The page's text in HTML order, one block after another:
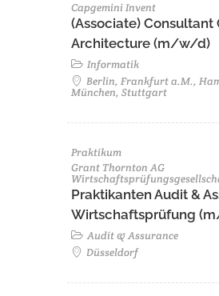
Capgemini Invent
(Associate) Consultant
Architecture (m/w/d)​ ​
Informatik
Berlin, Frankfurt a.M.,
München, Stuttgart
Praktikum
Grant Thornton AG
Praktikanten Audit &
Wirtschaftsprüfung
Audit & Assurance
Düsseldorf